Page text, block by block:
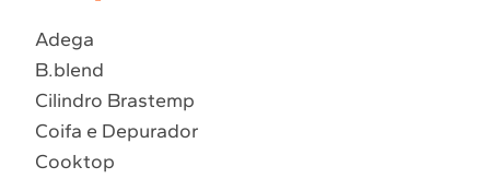
Atendimento Brastemp
4 º Lava Louça
5 º Cooktop
6º Microondas Brastemp
7º Forno
8º Embutir
Adega
B.blend
Cilindro Brastemp
Coifa e Depurador
Cooktop